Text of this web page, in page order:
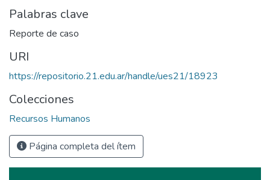
Palabras clave
Reporte de caso
URI
https://repositorio.21.edu.ar/handle/ues21/18923
Colecciones
Recursos Humanos
Página completa del ítem